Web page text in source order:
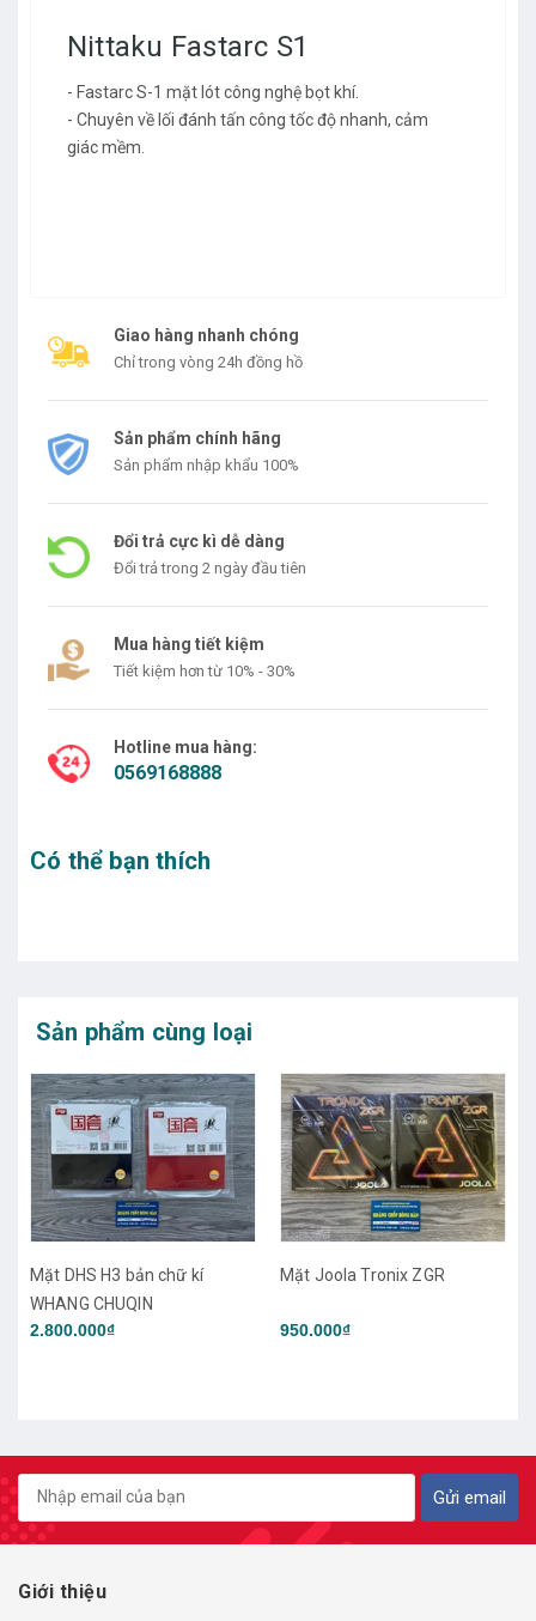
Nittaku Fastarc S1
- Fastarc S-1 mặt lót công nghệ bọt khí.
- Chuyên về lối đánh tấn công tốc độ nhanh, cảm
giác mềm.
Giao hàng nhanh chóng
Chỉ trong vòng 24h đồng hồ
Sản phẩm chính hãng
Sản phẩm nhập khẩu 100%
Đổi trả cực kì dễ dàng
Đổi trả trong 2 ngày đầu tiên
Mua hàng tiết kiệm
Tiết kiệm hơn từ 10% - 30%
Hotline mua hàng:
0569168888
Có thể bạn thích
Sản phẩm cùng loại
Mặt Joola Tronix ZGR
950.000₫
Mặt Joola Tronix CMD
950.000₫
Gửi email
Giới thiệu